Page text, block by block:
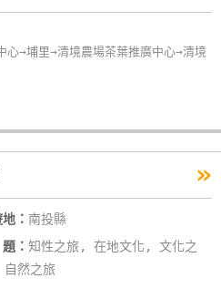
心→埔里→清境農場茶葉推廣中心→清境
»
： 南投縣
： 知性之旅, 在地文化, 文化之
然之旅